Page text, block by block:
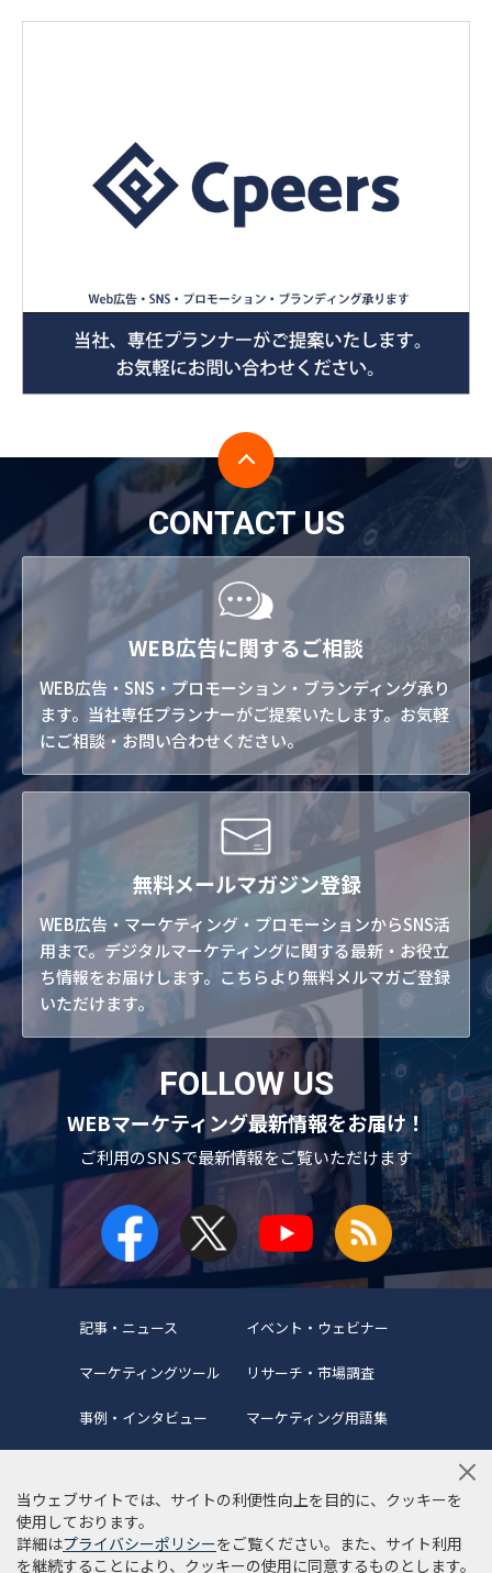
CONTACT US
WEB広告に関するご相談
WEB広告・SNS・プロモーション・ブランディング承り
ます。当社専任プランナーがご提案いたします。お気軽
にご相談・お問い合わせください。
無料メールマガジン登録
WEB広告・マーケティング・プロモーションからSNS活
用まで。デジタルマーケティングに関する最新・お役立
ち情報をお届けします。こちらより無料メルマガご登録
いただけます。
FOLLOW US
WEBマーケティング最新情報をお届け！
ご利用のSNSで最新情報をご覧いただけます
記事・ニュース イベント・ウェビナー
マーケティングツール リサーチ・市場調査
事例・インタビュー マーケティング用語集
当サイトについて 編集ポリシー
サイトマップ
当ウェブサイトでは、サイトの利便性向上を目的に、クッキーを
使用しております。
詳細はプライバシーポリシーをご覧ください。また、サイト利用
を継続することにより、クッキーの使用に同意するものとします。